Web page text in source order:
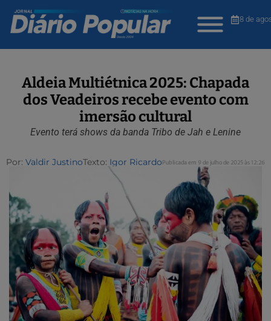
8 de
Aldeia Multiétnica 2025: Chapada
dos Veadeiros recebe evento com
imersão cultural
Evento terá shows da banda Tribo de Jah e Lenine
Por: Valdir JustinoTexto: Igor RicardoPublicada em 9 de julho de 2025 às 12:26